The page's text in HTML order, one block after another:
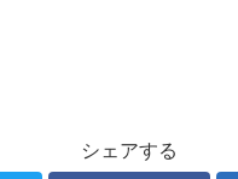
シェアする